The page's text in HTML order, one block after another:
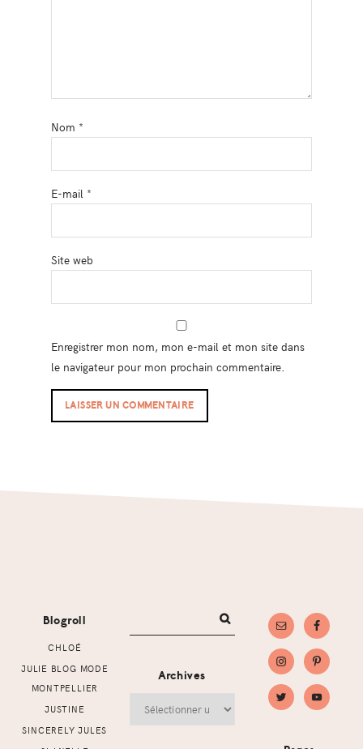
Nom *
E-mail *
Site web
Enregistrer mon nom, mon e-mail et mon site dans
le navigateur pour mon prochain commentaire.
Blogroll
CHLOÉ
JULIE BLOG MODE
MONTPELLIER
JUSTINE
SINCERELY JULES
Archives